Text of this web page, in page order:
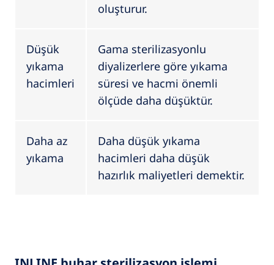
oluşturur.
Düşük
yıkama
hacimleri
Gama sterilizasyonlu
diyalizerlere göre yıkama
süresi ve hacmi önemli
ölçüde daha düşüktür.
Daha az
yıkama
Daha düşük yıkama
hacimleri daha düşük
hazırlık maliyetleri demektir.